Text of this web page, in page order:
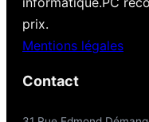
prix.
Mentions légales
Contact